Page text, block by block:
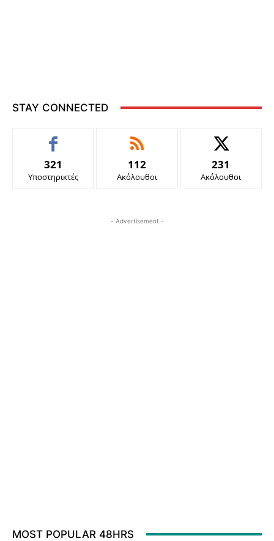
STAY CONNECTED
321
Υποστηρικτές
112
Ακόλουθοι
231
Ακόλουθοι
- Advertisement -
MOST POPULAR 48HRS